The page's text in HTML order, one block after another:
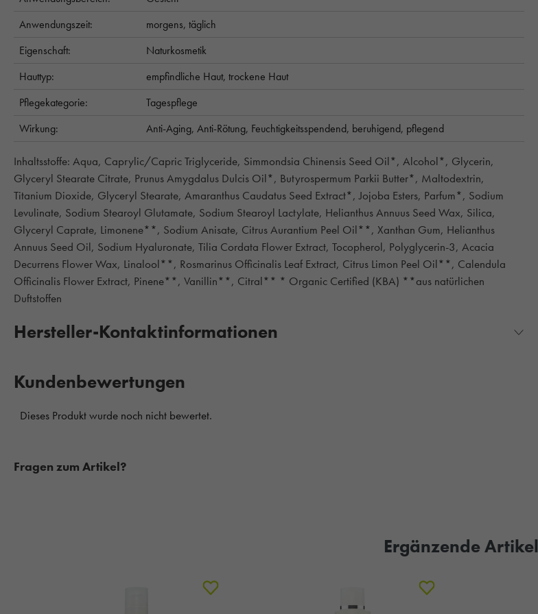
Anwendungszeit:
morgens, täglich
Eigenschaft:
Naturkosmetik
Hauttyp:
empfindliche Haut, trockene Haut
Pflegekategorie:
Tagespflege
Wirkung:
Anti-Aging, Anti-Rötung, Feuchtigkeitsspendend, beruhigend, pflegend
Inhaltsstoffe: Aqua, Caprylic/Capric Triglyceride, Simmondsia Chinensis Seed Oil*, Alcohol*, Glycerin,
Glyceryl Stearate Citrate, Prunus Amygdalus Dulcis Oil*, Butyrospermum Parkii Butter*, Maltodextrin,
Titanium Dioxide, Glyceryl Stearate, Amaranthus Caudatus Seed Extract*, Jojoba Esters, Parfum*, Sodium
Levulinate, Sodium Stearoyl Glutamate, Sodium Stearoyl Lactylate, Helianthus Annuus Seed Wax, Silica,
Glyceryl Caprate, Limonene**, Sodium Anisate, Citrus Aurantium Peel Oil**, Xanthan Gum, Helianthus
Annuus Seed Oil, Sodium Hyaluronate, Tilia Cordata Flower Extract, Tocopherol, Polyglycerin-3, Acacia
Decurrens Flower Wax, Linalool**, Rosmarinus Officinalis Leaf Extract, Citrus Limon Peel Oil**, Calendula
Officinalis Flower Extract, Pinene**, Vanillin**, Citral** * Organic Certified (KBA) **aus natürlichen
Duftstoffen
Hersteller-Kontaktinformationen
Kundenbewertungen
Fragen zum Artikel?
Ergänzende Artikel